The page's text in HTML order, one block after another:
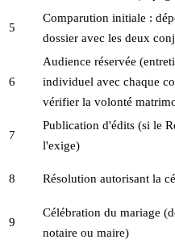
5
Comparution initiale :
dossier avec les deux
6
Audience réservée
individuel avec chaque
vérifier la volonté
7
Publication d'édits (si le
l'exige)
8 Résolution autorisant la
9
Célébration du mariage
notaire ou maire)